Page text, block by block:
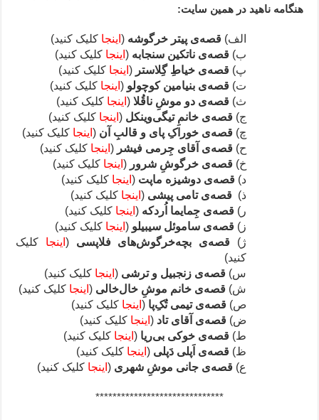
هنگامه ناهید در همین سایت:
الف)قصه‌ی پیتر خرگوشه ( اینجا کلیک کنید)
ب) قصه‌ی ناتکین سنجابه ( اینجا کلیک کنید)
پ) قصه‌ی خیاطِ گِلاستر ( اینجا کلیک کنید)
ت) قصه‌ی بنیامین کوچولو ( اینجا کلیک کنید)
ث) قصه‌ی دو موشِ ناقُلا ( اینجا کلیک کنید)
ج)قصه‌ی خانمِ تیگی‌وینکل ( اینجا کلیک کنید)
چ)قصه‌ی خوراکِ پای و قالبِ آن ( اینجا کلیک کنید)
ح)قصه‌ی آقای جِرمی فیشر( اینجا کلیک کنید)
خ) قصه‌ی خرگوشِ شرور ( اینجا کلیک کنید)
د) قصه‌ی دوشیزه ماپت ( اینجا کلیک کنید)
ذ) قصه‌ی تامی پیشی ( اینجا کلیک کنید)
ر)قصه‌ی جِمایما اُردکه ( اینجا کلیک کنید)
ز) قصه‌ی ساموئل سیبیلو ( اینجا کلیک کنید)
ژ) قصه‌ی بچه‌خرگوش‌های فلاپسی ( اینجا کلیک
کنید)
س)قصه‌ی زنجبیل و ترشی ( اینجا کلیک کنید)
ش)قصه‌ی خانم موشِ خال‌خالی ( اینجا کلیک کنید)
ص)قصه‌ی تیمی تُکِ‌پا ( اینجا کلیک کنید)
ض) قصه‌ی آقای تاد ( اینجا کلیک کنید)
ط)قصه‌ی خوکی بی‌ریا ( اینجا کلیک کنید)
ظ)قصه‌ی اَپلی دَپلی ( اینجا کلیک کنید)
ع)قصه‌ی جانی موشِ شهری ( اینجا کلیک کنید)
******************************